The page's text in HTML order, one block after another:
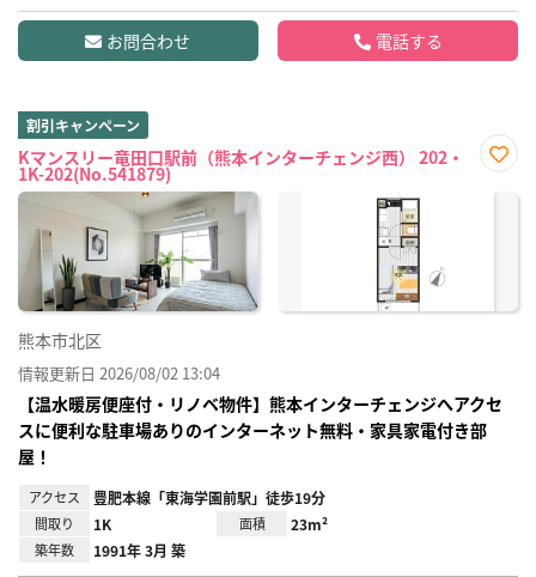
お問合わせ 電話する
割引キャンペーン
Kマンスリー竜田口駅前（熊本インターチェンジ西） 202・
1K-202(No.541879)
に入
熊本市北区
情報更新日 2026/08/02 13:04
【温水暖房便座付・リノベ物件】熊本インターチェンジへアクセ
スに便利な駐車場ありのインターネット無料・家具家電付き部
屋！
アクセス 豊肥本線「東海学園前駅」徒歩19分
間取り 1K 面積 23m²
築年数 1991年 3月 築